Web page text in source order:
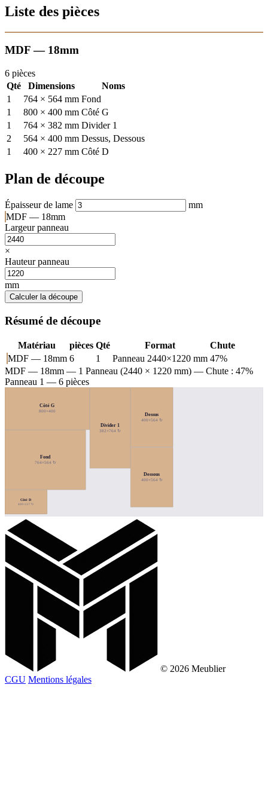
Liste des pièces
MDF — 18mm
6 pièces
Qté
Dimensions
Noms
1
764 × 564 mm Fond
1
800 × 400 mm Côté G
1
764 × 382 mm Divider 1
2
564 × 400 mm Dessus, Dessous
1
400 × 227 mm Côté D
Plan de découpe
Épaisseur de lame
mm
MDF — 18mm
Largeur panneau
×
Hauteur panneau
mm
Calculer la découpe
Résumé de découpe
Matériau pièces Qté Format
Chute
MDF — 18mm 6 1 Panneau 2440×1220 mm 47%
MDF — 18mm — 1 Panneau (2440 × 1220 mm) — Chute : 47%
Panneau 1 — 6 pièces
Côté G
800×400
Fond
764×564 ↻
Divider 1
382×764 ↻
Dessus
400×564 ↻
Dessous
400×564 ↻
Côté D
400×227 ↻
© 2026 Meublier
CGU Mentions légales